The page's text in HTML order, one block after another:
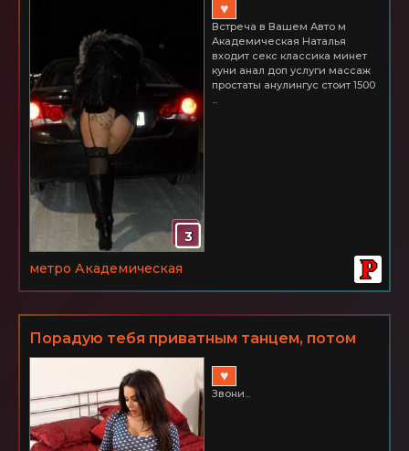
3
♥
Встреча в Вашем Авто м
Академическая Наталья
входит секс классика минет
куни анал доп услуги массаж
простаты анулингус стоит 1500
...
метро Академическая
Порадую тебя приватным танцем, потом
всего зацелую, ну а дальше я вся в твоих
руках. Звони, приглашай или приезжай!
♥
Звони...